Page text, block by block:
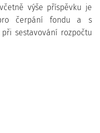
výše příspěvku je
čerpání fondu a s
sestavování rozpočtu